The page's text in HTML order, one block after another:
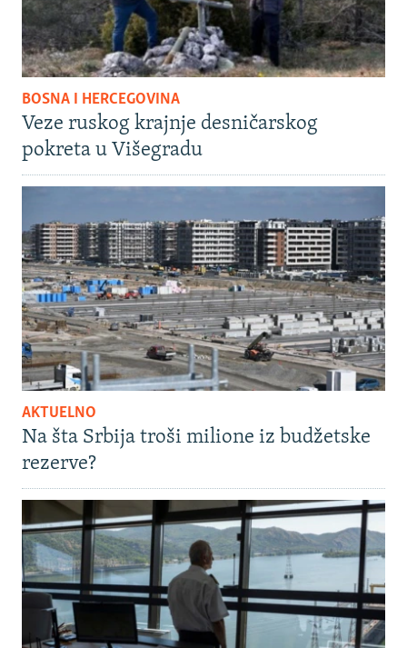
BOSNA I HERCEGOVINA
Veze ruskog krajnje desničarskog
pokreta u Višegradu
AKTUELNO
Na šta Srbija troši milione iz budžetske
rezerve?